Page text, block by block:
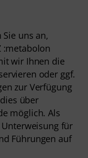
uns an,
:metabolon
wir Ihnen die
oder ggf.
zur Verfügung
über
möglich. Als
für
Führungen auf